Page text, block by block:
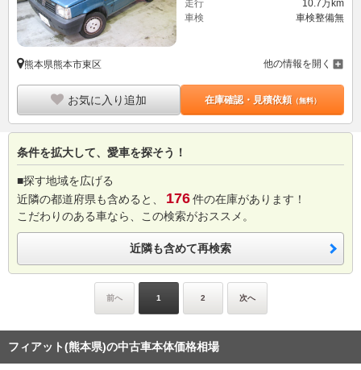
走行
10.7万km
車検
車検整備無
熊本県熊本市東区 他の情報を開く
お気に入り追加 在庫確認・見積依頼（無料）
条件を拡大して、愛車を探そう！
■探す地域を広げる
近隣の都道府県も含めると、
176件の在庫があります！
こだわりのある車なら、この検索がおススメ。
近隣も含めて再検索
前へ 1 2 次へ
フィアット(熊本県)の中古車本体価格相場